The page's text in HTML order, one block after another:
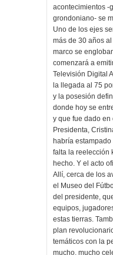
acontecimientos -
grondoniano- se
Uno de los ejes
más de 30 años al
marco se
comenzará a
Televisión Digital
la llegada al 75
y la posesión
donde hoy se
y que fue dado en
Presidenta,
habría
falta la reelección
hecho. Y el acto
Allí, cerca de los
el Museo del
del presidente,
equipos,
estas tierras.
plan
temáticos con la
mucho, mucho